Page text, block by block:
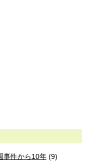
事件から10年(9)